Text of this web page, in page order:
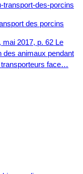
des porcins
mai 2017, p. 62 Le
des animaux pendant
transporteurs face…